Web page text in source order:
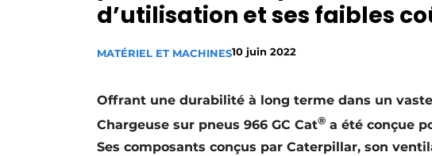
Termes et conditions
d’utilisation et ses faibles
MATÉRIEL ET MACHINES10 juin 2022
Offrant une durabilité à long terme dans un
Chargeuse sur pneus 966 GC Cat® a été conçue
Ses composants conçus par Caterpillar, son